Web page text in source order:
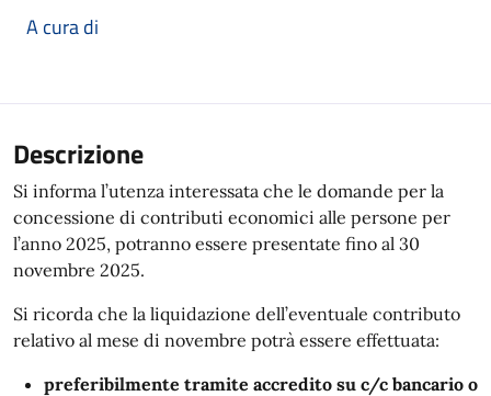
A cura di
Descrizione
Si informa l’utenza interessata che le domande per la
concessione di contributi economici alle persone per
l’anno 2025, potranno essere presentate fino al 30
novembre 2025.
Si ricorda che la liquidazione dell’eventuale contributo
relativo al mese di novembre potrà essere effettuata:
preferibilmente tramite accredito su c/c bancario o